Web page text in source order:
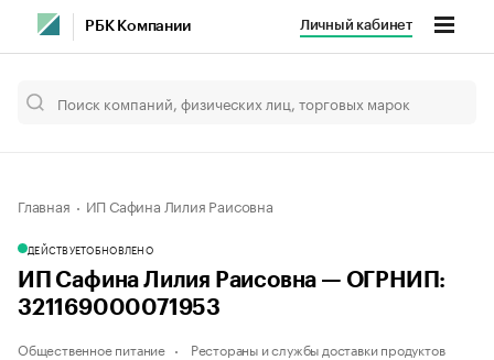
РБК Компании Личный кабинет
Главная ИП Сафина Лилия Раисовна
ДЕЙСТВУЕТОБНОВЛЕНО
ИП Сафина Лилия Раисовна — ОГРНИП:
321169000071953
Общественное питание Рестораны и службы доставки продуктов